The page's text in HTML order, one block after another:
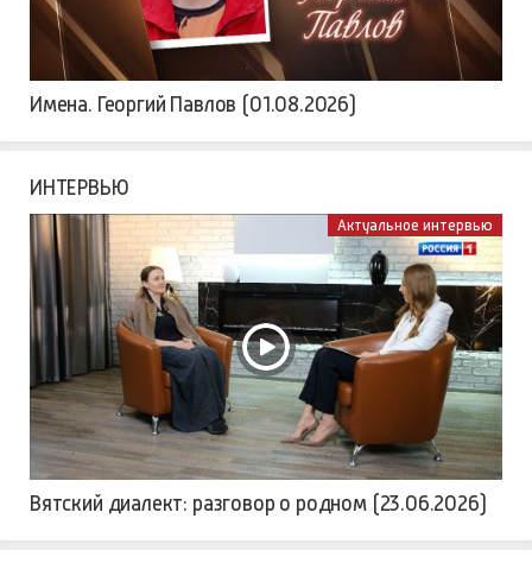
Имена. Георгий Павлов (01.08.2026)
ИНТЕРВЬЮ
Актуальное интервью
Вятский диалект: разговор о родном (23.06.2026)